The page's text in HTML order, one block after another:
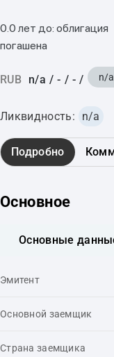
0.0 лет до: облигация
погашена
RUB n/a / - / - / n/a
Ликвидность: n/a
Подробно
Основное
Основные
Эмитент
Основной заемщик
Страна заемщика